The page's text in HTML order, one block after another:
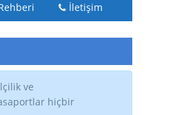
İletişim
ve
hiçbir